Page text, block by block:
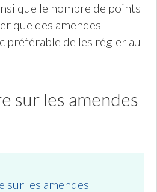
que le nombre de points
que des amendes
préférable de les régler au
sur les amendes
sur les amendes